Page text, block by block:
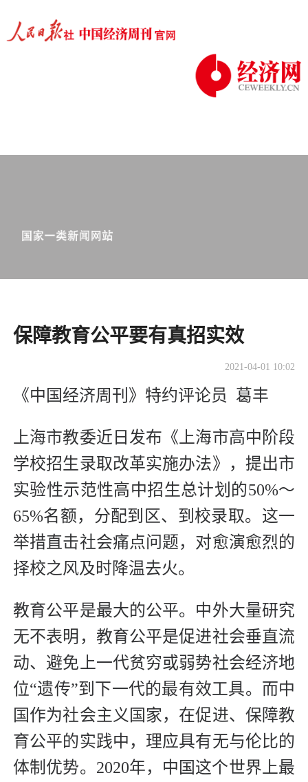
保障教育公平要有真招实效
2021-04-01 10:02
《中国经济周刊》特约评论员 葛丰
上海市教委近日发布《上海市高中阶段
学校招生录取改革实施办法》，提出市
实验性示范性高中招生总计划的50%～
65%名额，分配到区、到校录取。这一
举措直击社会痛点问题，对愈演愈烈的
择校之风及时降温去火。
教育公平是最大的公平。中外大量研究
无不表明，教育公平是促进社会垂直流
动、避免上一代贫穷或弱势社会经济地
位“遗传”到下一代的最有效工具。而中
国作为社会主义国家，在促进、保障教
育公平的实践中，理应具有无与伦比的
体制优势。2020年，中国这个世界上最